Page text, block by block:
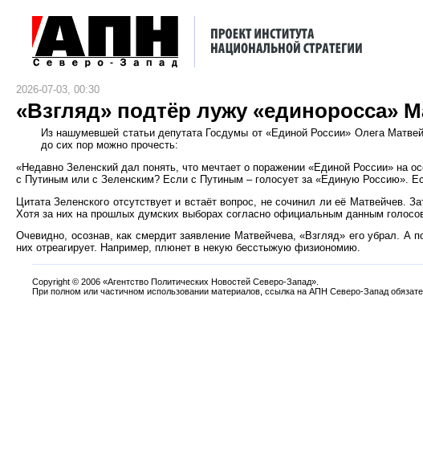
2026-07-03, 00:30
«Взгляд» подтёр лужу «единоросса»
Из нашумевшей статьи депутата Госдумы от «Единой России» Олега
до сих пор можно прочесть:
«Недавно Зеленский дал понять, что мечтает о поражении «Единой России» на
с Путиным или с Зеленским? Если с Путиным – голосует за «Единую Россию».
Цитата Зеленского отсутствует и встаёт вопрос, не сочинил ли её Матвейчев.
Хотя за них на прошлых думских выборах согласно официальным данным
Очевидно, осознав, как смердит заявление Матвейчева, «Взгляд» его убрал. А
них отреагирует. Например, плюнет в некую бесстыжую физиономию.
Copyright © 2006 «Агентство Политических Новостей Северо-Запад».
При полном или частичном использовании материалов, ссылка на АПН Северо-Запад